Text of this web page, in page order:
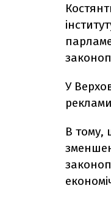
У
В тому,